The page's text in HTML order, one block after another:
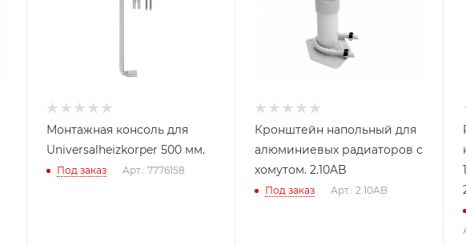
Монтажная консоль для
Universalheizkorper 500 мм.
Под заказ Арт.: 7776158
Кронштейн напольный для
алюминиевых радиаторов с
хомутом. 2.10AB
Под заказ Арт.: 2.10AB